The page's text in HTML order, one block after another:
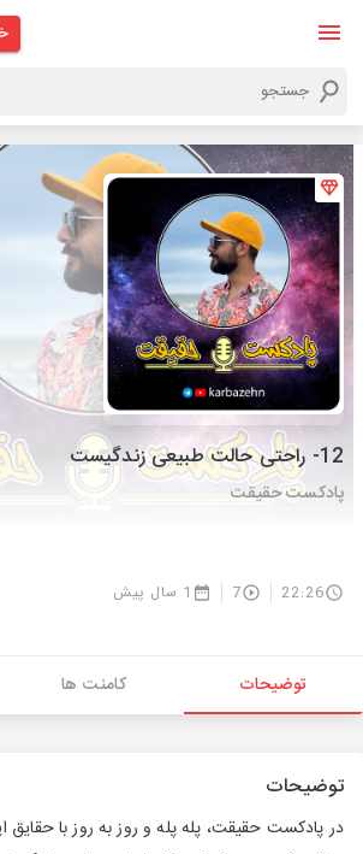
12- راحتی حالت طبیعی زندگیست
پادکست حقیقت
22:26
7 1 سال پیش
توضیحات کامنت ها
توضیحات
در پادکست حقیقت، پله پله و روز به روز با